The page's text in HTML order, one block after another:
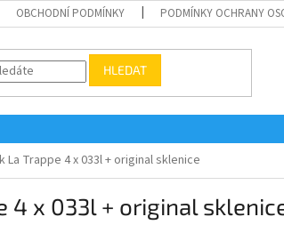
OBCHODNÍ PODMÍNKY PODMÍNKY OCHRANY
HLEDAT
La Trappe 4 x 033l + original sklenice
4 x 033l + original